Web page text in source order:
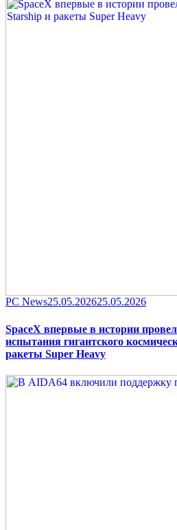
Category
PC NewsPosted
25.05.202625.05.2026
SpaceX впервые в истории
испытания гигантского
ракеты Super Heavy